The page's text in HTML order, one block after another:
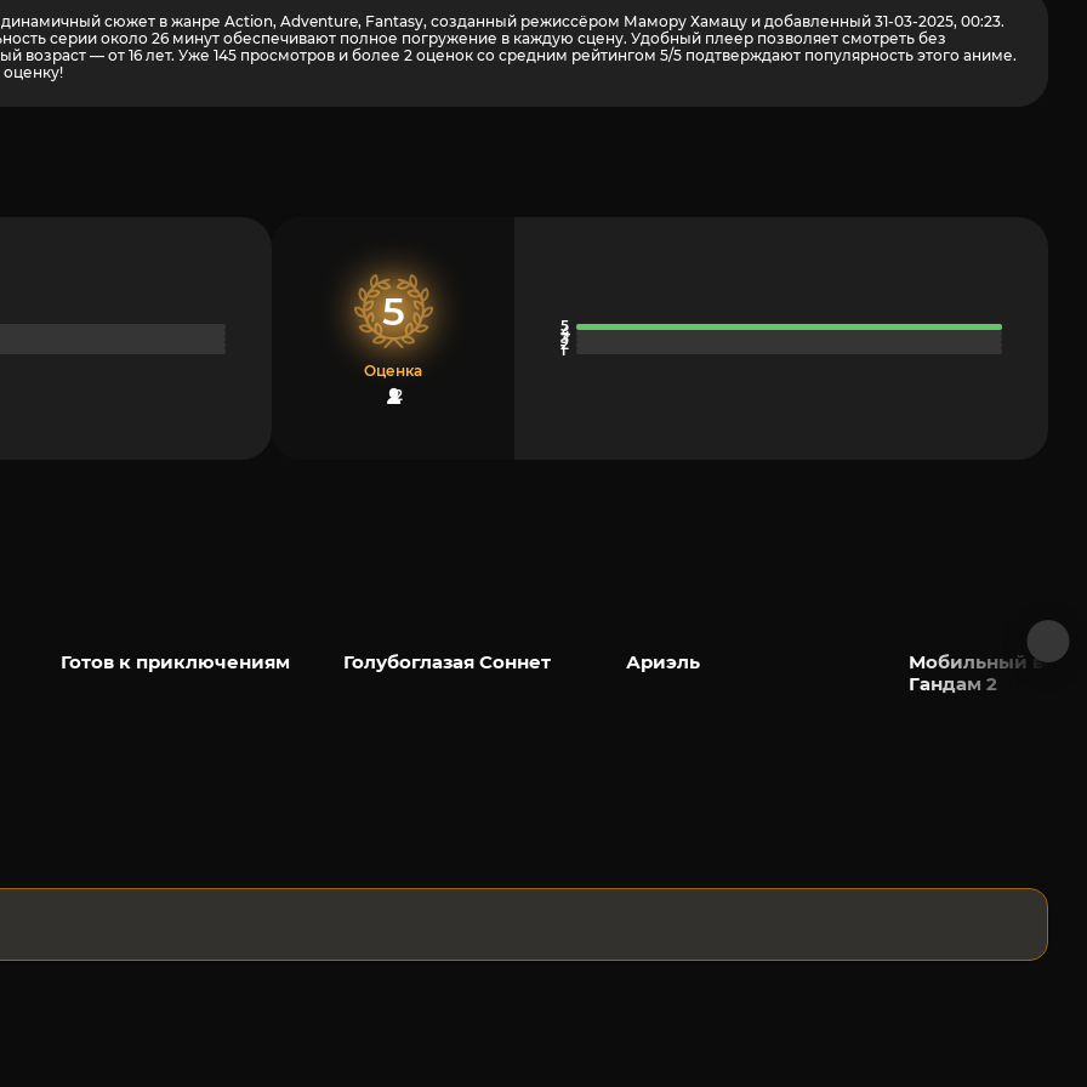
сюжет в жанре Action, Adventure, Fantasy, созданный режиссёром Мамору Хамацу и добавленный 31-03-2025, 00:23.
серии около 26 минут обеспечивают полное погружение в каждую сцену. Удобный плеер позволяет смотреть без
возраст — от 16 лет. Уже 145 просмотров и более 2 оценок со средним рейтингом 5/5 подтверждают популярность этого аниме.
оценку!
5
Оценка
2
Готов к приключениям Голубоглазая Соннет Ариэль
Мобильный воин
Гандам 2